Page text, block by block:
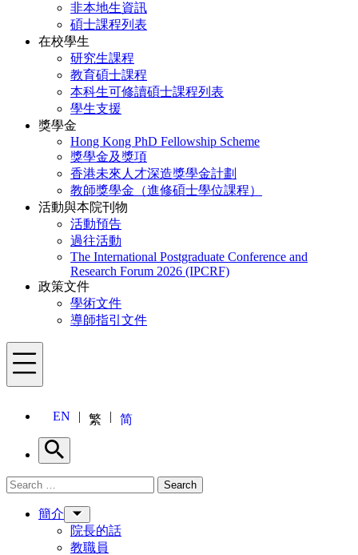
非本地生資訊
碩士課程列表
在校學生
研究生課程
教育碩士課程
本科生可修讀碩士課程列表
學生支援
獎學金
Hong Kong PhD Fellowship Scheme
獎學金及獎項
香港未來人才深造獎學金計劃
教師獎學金（進修碩士學位課程）
活動與本院刊物
活動預告
過往活動
The International Postgraduate Conference and
Research Forum 2026 (IPCRF)
政策文件
學術文件
導師指引文件
Menu
EN 繁 简
Search
Search for: Search
簡介
院長的話
教職員